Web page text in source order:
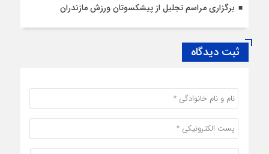
برگزاری مراسم تجلیل از پیشکسوتان ورزش مازندران
ثبت دیدگاه